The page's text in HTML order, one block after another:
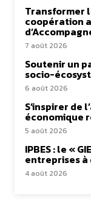
Transformer
coopération
7 août 2026
Soutenir un
socio-
6 août 2026
S’inspirer de
économique
5 août 2026
IPBES : le «
entreprises à
4 août 2026